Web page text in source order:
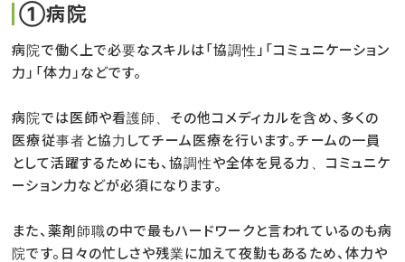
➀病院
病院で働く上で必要なスキルは「協調性」「コミュニケーション
力」「体力」などです。
病院では医師や看護師、その他コメディカルを含め、多くの
医療従事者と協力してチーム医療を行います。チームの一員
として活躍するためにも、協調性や全体を見る力、コミュニケ
ーション力などが必須になります。
また、薬剤師職の中で最もハードワークと言われているのも病
院です。日々の忙しさや残業に加えて夜勤もあるため、体力や